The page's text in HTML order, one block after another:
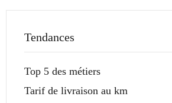
Tendances
Top 5 des métiers
Tarif de livraison au km